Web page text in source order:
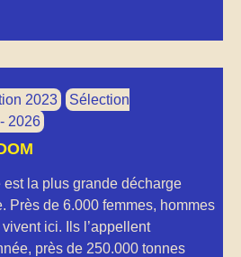
2023
Sélection
2026
la plus grande décharge
Près de 6.000 femmes, hommes
ici. Ils l’appellent
près de 250.000 tonnes